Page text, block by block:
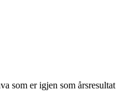
som er igjen som årsresultat